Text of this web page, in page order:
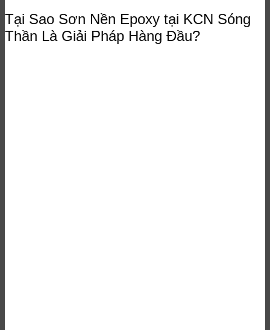
Tại Sao Sơn Nền Epoxy tại KCN Sóng
Thần Là Giải Pháp Hàng Đầu?